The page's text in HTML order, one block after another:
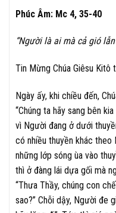
Phúc Âm: Mc 4, 35-40
“Người là ai mà cả gió
Tin Mừng Chúa Giêsu Kitô
Ngày ấy, khi chiều đến,
“Chúng ta hãy sang bên
vì Người đang ở dưới
có nhiều thuyền khác
những lớp sóng ùa vào
thì ở đàng lái dựa gối mà
“Thưa Thầy, chúng con
sao?” Chỗi dậy, Người đe